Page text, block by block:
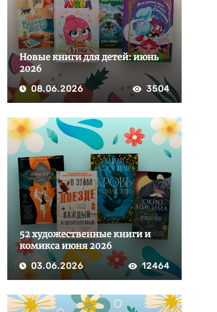
Новые книги для детей: июнь
2026
08.06.2026 3504
52 художественные книги и
комикса июня 2026
03.06.2026 12464